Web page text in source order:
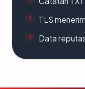
TLS
Data